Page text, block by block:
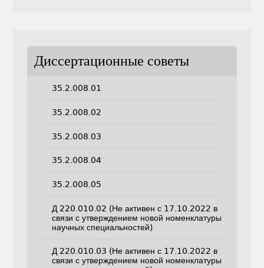
Диссертационные советы
35.2.008.01
35.2.008.02
35.2.008.03
35.2.008.04
35.2.008.05
Д 220.010.02 (Не активен с 17.10.2022 в
связи с утверждением новой номенклатуры
научных специальностей)
Д 220.010.03 (Не активен с 17.10.2022 в
связи с утверждением новой номенклатуры